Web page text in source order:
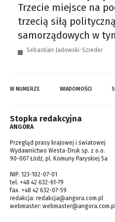
Trzecie miejsce na
trzecią siłą
samorządowych w
Sebastian Jadowski-Szreder
W NUMERZE WIADOMOŚCI
Stopka redakcyjna
ANGORA
Przegląd prasy krajowej i światowej
Wydawnictwo Westa-Druk sp. z o.o.
90-007 Łódź, pl. Komuny Paryskiej 5a
NIP. 123-102-07-01
tel. +48 42 632-61-79
fax. +48 42 632-07-59
redakcja: redakcja@angora.com.pl
webmaster: